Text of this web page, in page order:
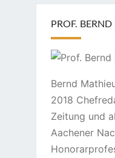
PROF.
Bernd
2018
Zeitung und
Aachener